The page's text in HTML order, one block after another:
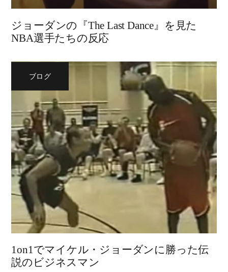
ジョーダンの『The Last Dance』を見た
NBA選手たちの反応
ブログ
1on1でマイケル・ジョーダンに勝った伝
説のビジネスマン